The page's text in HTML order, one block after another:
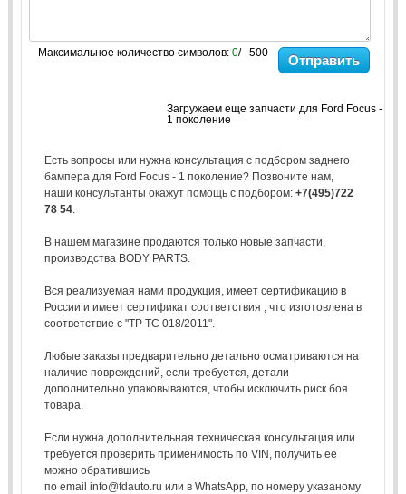
Максимальное количество символов: 0/ 500 Отправить
Загружаем еще запчасти для Ford Focus -
1 поколение
Есть вопросы или нужна консультация с подбором заднего
бампера для Ford Focus - 1 поколение? Позвоните нам,
наши консультанты окажут помощь с подбором: +7(495)722
78 54.
В нашем магазине продаются только новые запчасти,
производства BODY PARTS.
Вся реализуемая нами продукция, имеет сертификацию в
России и имеет сертификат соответствия , что изготовлена в
соответствие с "ТР ТС 018/2011".
Любые заказы предварительно детально осматриваются на
наличие повреждений, если требуется, детали
дополнительно упаковываются, чтобы исключить риск боя
товара.
Если нужна дополнительная техническая консультация или
требуется проверить применимость по VIN, получить ее
можно обратившись
по email info@fdauto.ru или в WhatsApp, по номеру указаному